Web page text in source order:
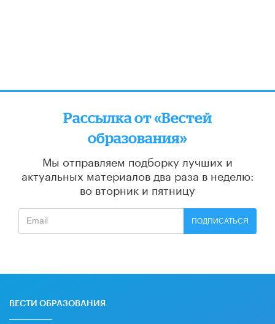
Рассылка от «Вестей
образования»
Мы отправляем подборку лучших и
актуальных материалов два раза в неделю:
во вторник и пятницу
ПОДПИСАТЬСЯ
ВЕСТИ ОБРАЗОВАНИЯ